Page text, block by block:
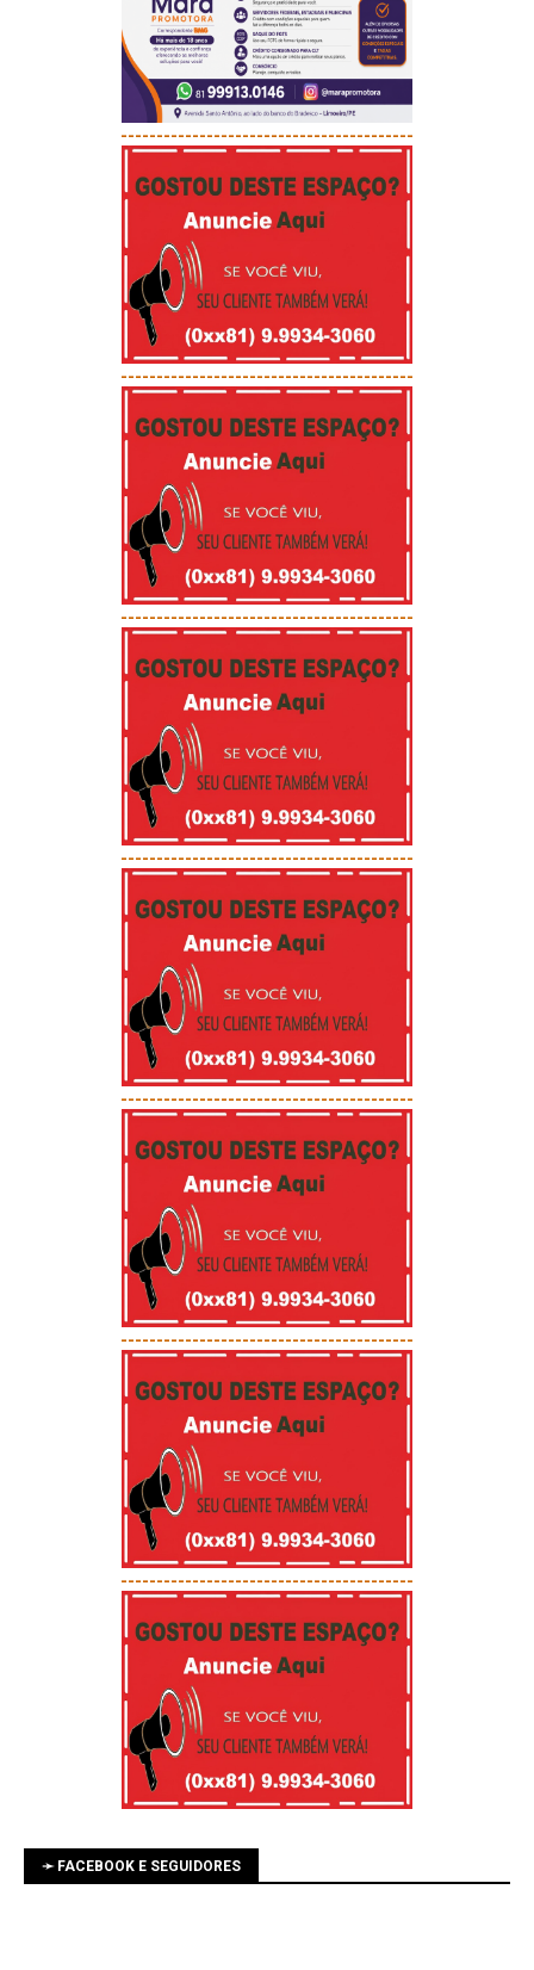
-----------------------------------------
-----------------------------------------
-----------------------------------------
-----------------------------------------
-----------------------------------------
-----------------------------------------
-----------------------------------------
➛ FACEBOOK E SEGUIDORES